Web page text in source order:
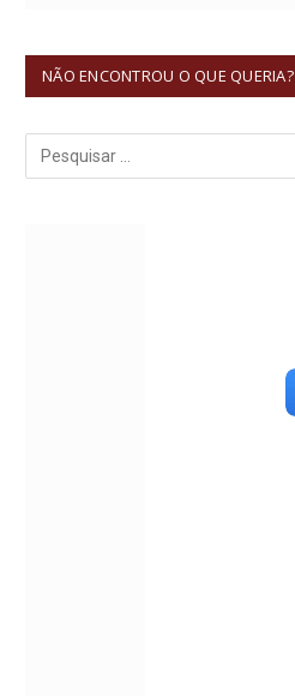
NÃO ENCONTROU O QUE QUERIA?